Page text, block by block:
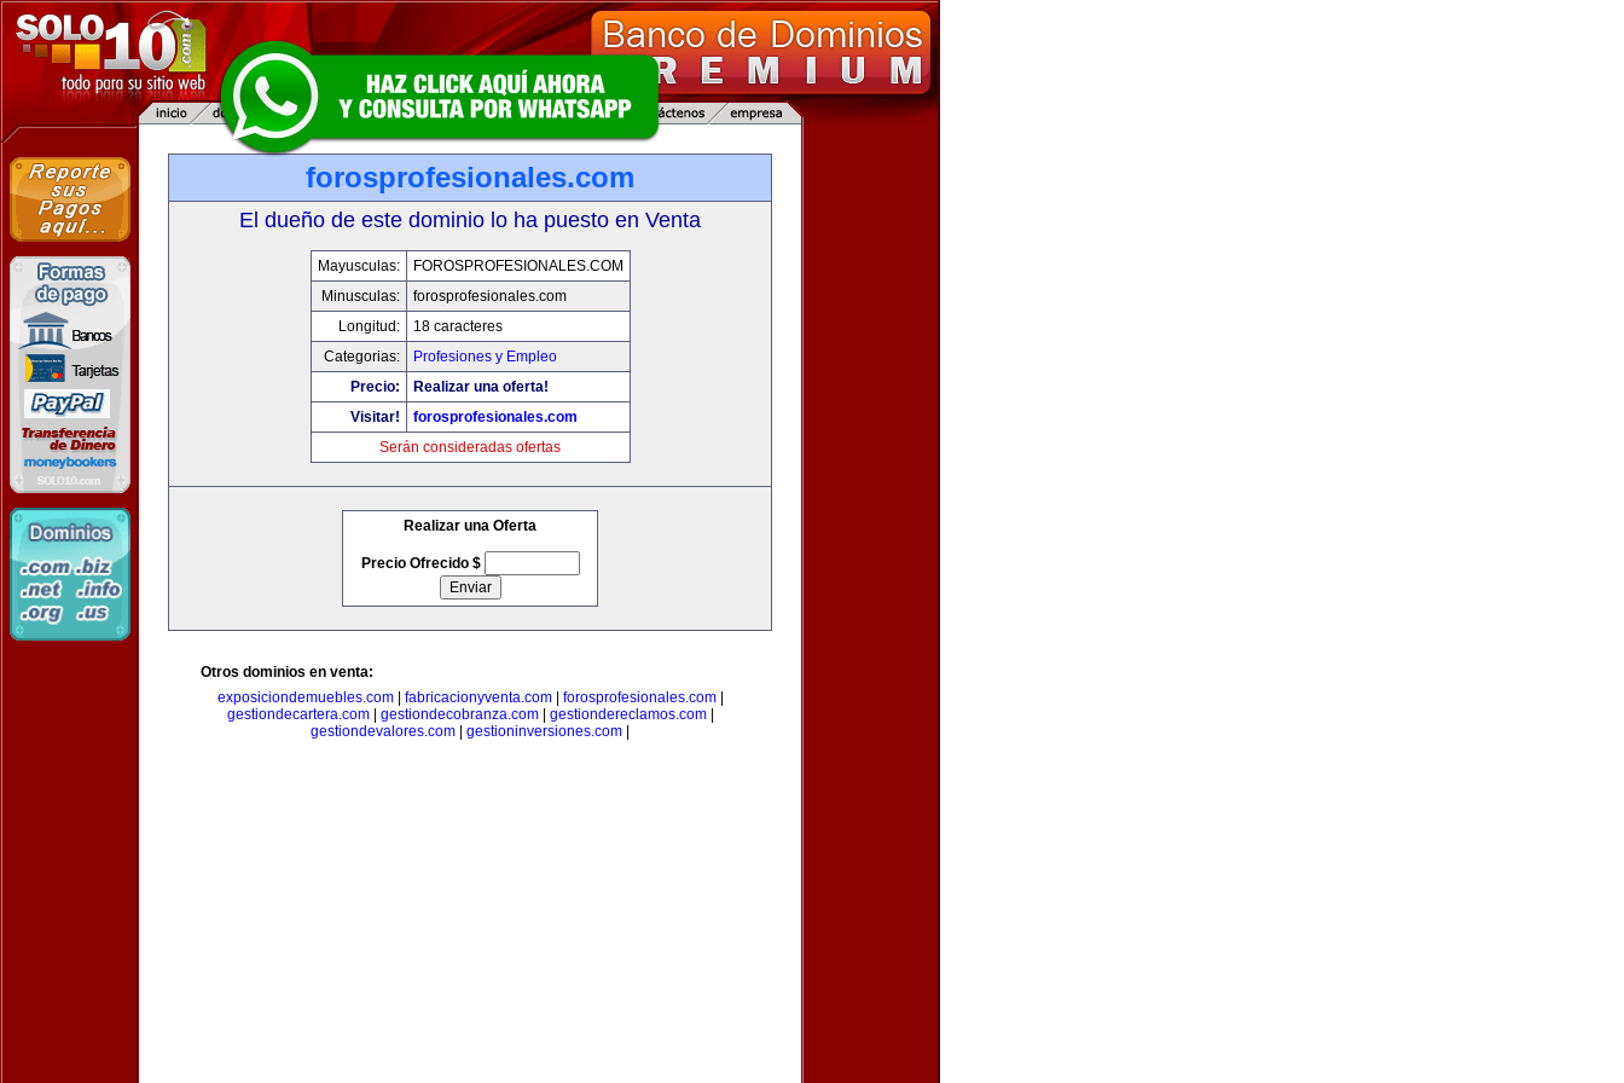
forosprofesionales.com
El dueño de este dominio lo ha puesto en Venta
Mayusculas:
FOROSPROFESIONALES.COM
Minusculas:
forosprofesionales.com
Longitud:
18 caracteres
Categorias:
Profesiones y Empleo
Precio:
Realizar una oferta!
Visitar!
forosprofesionales.com
Serán consideradas ofertas
Realizar una Oferta
Precio Ofrecido $
Otros dominios en venta:
exposiciondemuebles.com| fabricacionyventa.com| forosprofesionales.com|
gestiondecartera.com| gestiondecobranza.com| gestiondereclamos.com|
gestiondevalores.com
gestioninversiones.com